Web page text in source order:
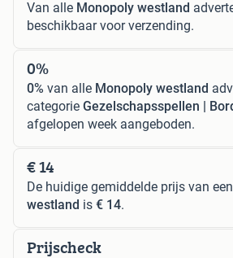
Van alle Monopoly westland
beschikbaar voor verzending.
0%
0% van alle Monopoly westland
categorie Gezelschapsspellen |
afgelopen week aangeboden.
€ 14
De huidige gemiddelde prijs van een
westland is € 14.
Prijscheck